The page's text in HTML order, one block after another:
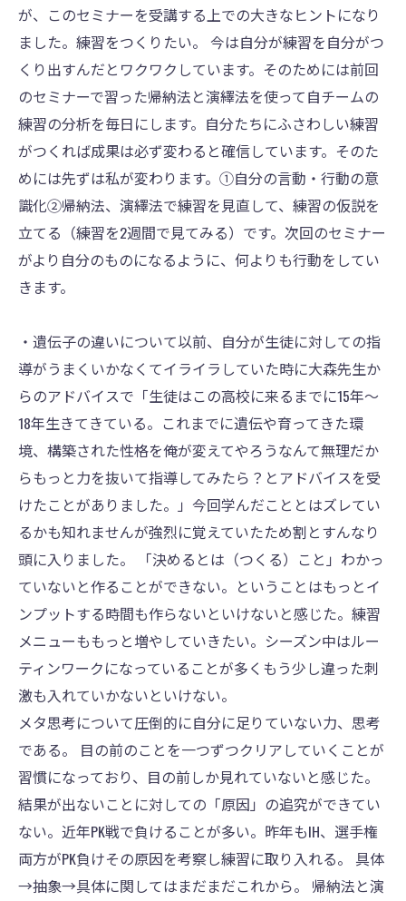
が、このセミナーを受講する上での大きなヒントになり
ました。練習をつくりたい。 今は自分が練習を自分がつ
くり出すんだとワクワクしています。そのためには前回
のセミナーで習った帰納法と演繹法を使って自チームの
練習の分析を毎日にします。自分たちにふさわしい練習
がつくれば成果は必ず変わると確信しています。そのた
めには先ずは私が変わります。①自分の言動・行動の意
識化②帰納法、演繹法で練習を見直して、練習の仮説を
立てる（練習を2週間で見てみる）です。次回のセミナー
がより自分のものになるように、何よりも行動をしてい
きます。
・遺伝子の違いについて以前、自分が生徒に対しての指
導がうまくいかなくてイライラしていた時に大森先生か
らのアドバイスで「生徒はこの高校に来るまでに15年～
18年生きてきている。これまでに遺伝や育ってきた環
境、構築された性格を俺が変えてやろうなんて無理だか
らもっと力を抜いて指導してみたら？とアドバイスを受
けたことがありました。」今回学んだこととはズレてい
るかも知れませんが強烈に覚えていたため割とすんなり
頭に入りました。 「決めるとは（つくる）こと」わかっ
ていないと作ることができない。ということはもっとイ
ンプットする時間も作らないといけないと感じた。練習
メニューももっと増やしていきたい。シーズン中はルー
ティンワークになっていることが多くもう少し違った刺
激も入れていかないといけない。
メタ思考について圧倒的に自分に足りていない力、思考
である。 目の前のことを一つずつクリアしていくことが
習慣になっており、目の前しか見れていないと感じた。
結果が出ないことに対しての「原因」の追究ができてい
ない。近年PK戦で負けることが多い。昨年もIH、選手権
両方がPK負けその原因を考察し練習に取り入れる。 具体
→抽象→具体に関してはまだまだこれから。 帰納法と演